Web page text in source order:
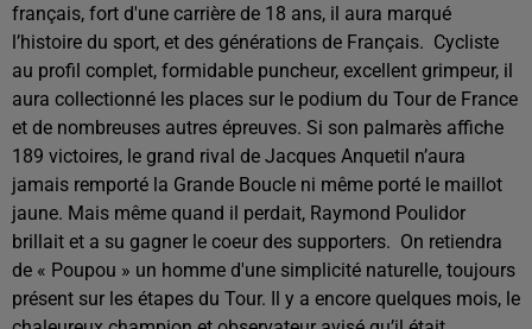
français, fort d'une carrière de 18 ans, il aura marqué
l’histoire du sport, et des générations de Français. Cycliste
au profil complet, formidable puncheur, excellent grimpeur, il
aura collectionné les places sur le podium du Tour de France
et de nombreuses autres épreuves. Si son palmarès affiche
189 victoires, le grand rival de Jacques Anquetil n’aura
jamais remporté la Grande Boucle ni même porté le maillot
jaune. Mais même quand il perdait, Raymond Poulidor
brillait et a su gagner le coeur des supporters. On retiendra
de « Poupou » un homme d'une simplicité naturelle, toujours
présent sur les étapes du Tour. Il y a encore quelques mois, le